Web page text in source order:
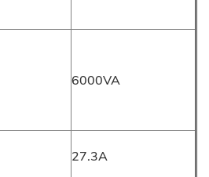
6000VA
27.3A